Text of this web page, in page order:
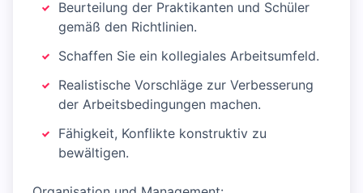
Beurteilung der Praktikanten und Schüler
gemäß den Richtlinien.
Schaffen Sie ein kollegiales Arbeitsumfeld.
Realistische Vorschläge zur Verbesserung
der Arbeitsbedingungen machen.
Fähigkeit, Konflikte konstruktiv zu
bewältigen.